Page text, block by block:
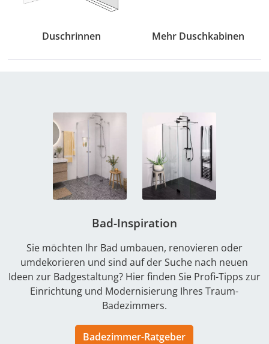
Duschrinnen Mehr Duschkabinen
Bad-Inspiration
Sie möchten Ihr Bad umbauen, renovieren oder
umdekorieren und sind auf der Suche nach neuen
Ideen zur Badgestaltung? Hier finden Sie Profi-Tipps zur
Einrichtung und Modernisierung Ihres Traum-
Badezimmers.
Badezimmer-Ratgeber